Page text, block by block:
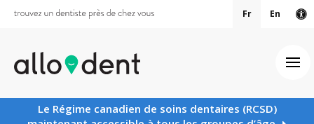
Fr En
Le Régime canadien de soins dentaires (RCSD)